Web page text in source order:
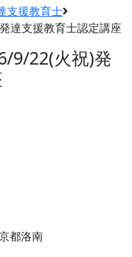
支援教育士
達支援教育士認定講座
9/22(火祝)発
都洛南